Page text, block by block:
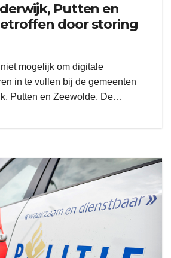
Putten en
door storing
mogelijk om digitale
in te vullen bij de gemeenten
Putten en Zeewolde. De…